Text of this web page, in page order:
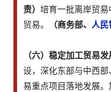
责） 培育一批离岸贸
贸易。
（商务部、 人民
（六）稳定加工贸易发
设，深化东部与中西
易重点项目落地发展